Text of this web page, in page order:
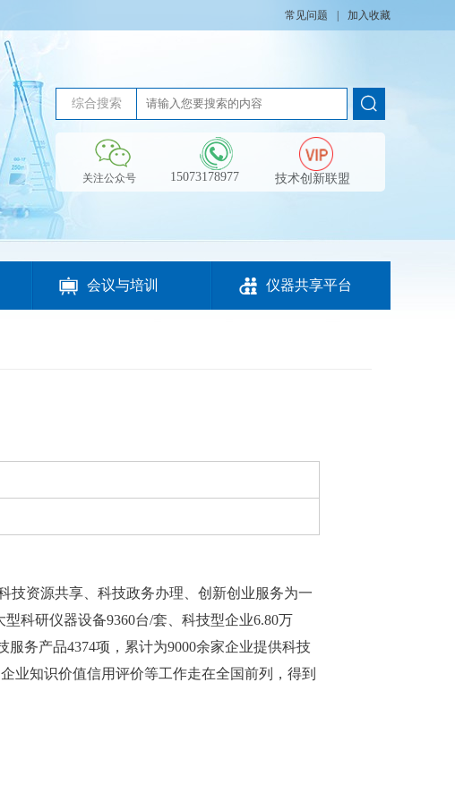
常见问题 加入收藏
综合搜索
关注公众号 15073178977 技术创新联盟
 会议与培训  仪器共享平台
资源共享、科技政务办理、创新创业服务为一
科研仪器设备9360台/套、科技型企业6.80万
服务产品4374项，累计为9000余家企业提供科技
业知识价值信用评价等工作走在全国前列，得到